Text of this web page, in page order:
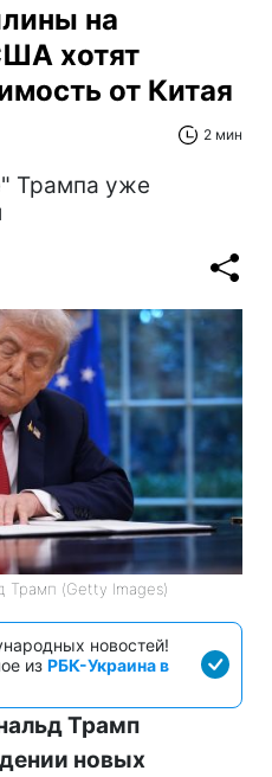
на
хотят
от Китая
2 мин
Трампа уже
Трамп (Getty Images)
новостей!
из РБК-Украина в
Трамп
новых